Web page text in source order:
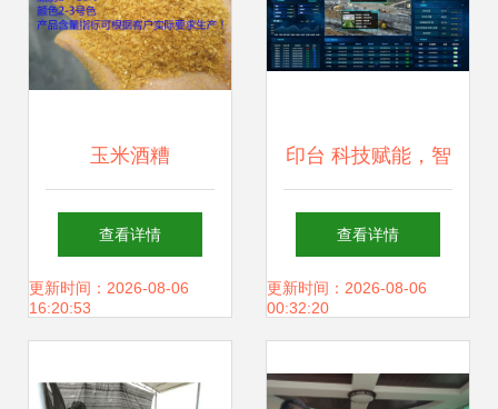
玉米酒糟
（DDGS）在畜牧
渔业饲料销售中的
查看详情
更新时间：2026-08-06
16:20:53
印台 科技赋能，智
绘畜牧渔业饲料销
售新篇章
查看详情
更新时间：2026-08-06
00:32:20